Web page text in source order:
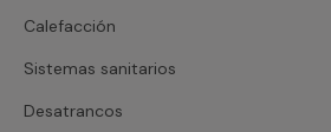
Calefacción
Sistemas sanitarios
Desatrancos